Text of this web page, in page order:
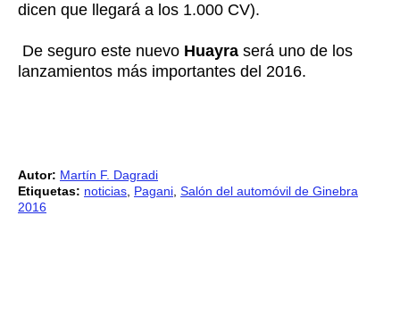
dicen que llegará a los 1.000 CV).
De seguro este nuevo Huayra será uno de los
lanzamientos más importantes del 2016.
Autor: Martín F. Dagradi
Etiquetas: noticias, Pagani, Salón del automóvil de Ginebra
2016